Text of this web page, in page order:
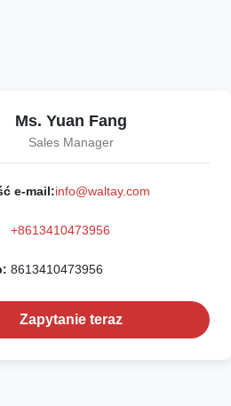
Ms. Yuan Fang
Sales Manager
e-mail:info@waltay.com
+8613410473956
8613410473956
Zapytanie teraz